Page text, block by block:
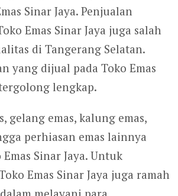
Sinar Jaya. Penjualan
Emas Sinar Jaya juga salah
di Tangerang Selatan.
yang dijual pada Toko Emas
lengkap.
gelang emas, kalung emas,
perhiasan emas lainnya
Sinar Jaya. Untuk
Emas Sinar Jaya juga ramah